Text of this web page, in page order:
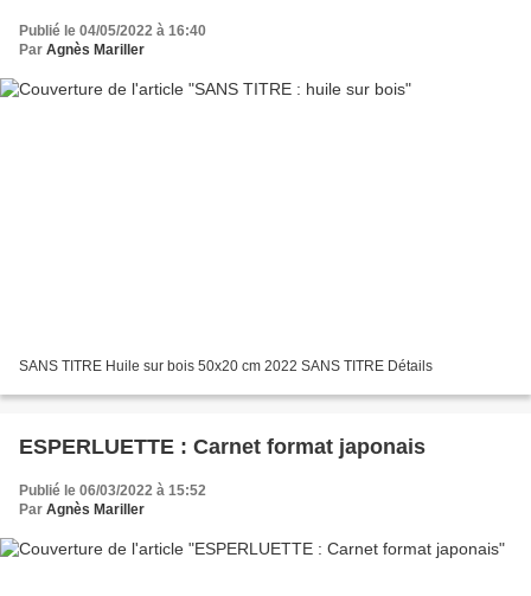
Publié le 04/05/2022 à 16:40
Par Agnès Mariller
SANS TITRE Huile sur bois 50x20 cm 2022 SANS TITRE Détails
ESPERLUETTE : Carnet format japonais
Publié le 06/03/2022 à 15:52
Par Agnès Mariller